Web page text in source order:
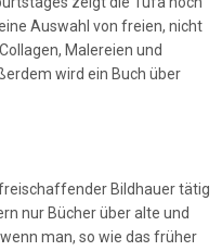
Auswahl von freien, nicht
Malereien und
wird ein Buch über
Bildhauer tätig
nur Bücher über alte und
man, so wie das früher